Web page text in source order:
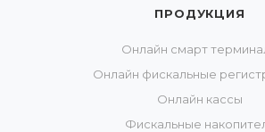
ПРОДУКЦИЯ
Онлайн смарт
Онлайн фискальные
Онлайн кассы
Фискальные